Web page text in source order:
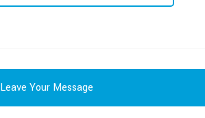
Leave Your Message